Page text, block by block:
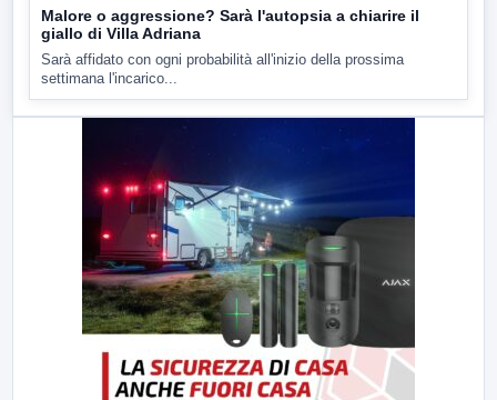
Malore o aggressione? Sarà l'autopsia a chiarire il
giallo di Villa Adriana
Sarà affidato con ogni probabilità all'inizio della prossima
settimana l'incarico...